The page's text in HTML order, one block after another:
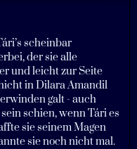
scheinbar
der sie alle
und leicht zur Seite
in Dilara Amandil
galt - auch
schien, wenn Tári es
sie seinem Magen
sie noch nicht mal.